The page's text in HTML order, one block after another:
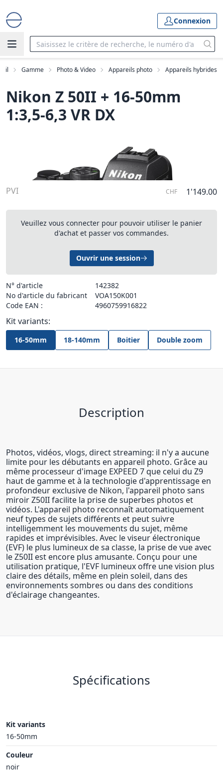
Connexion
Gamme Photo & Video Appareils photo Appareils hybrides
Nikon Z 50II + 16-50mm
1:3,5-6,3 VR DX
PVI CHF 1'149.00
Veuillez vous connecter pour pouvoir utiliser le panier
d'achat et passer vos commandes.
Ouvrir une session
N° d'article
142382
No d'article du fabricant
VOA150K001
Code EAN :
4960759916822
Kit variants:
16-50mm 18-140mm Boitier Double zoom
Description
Photos, vidéos, vlogs, direct streaming: il n'y a aucune
limite pour les débutants en appareil photo. Grâce au
même processeur d'image EXPEED 7 que celui du Z9
haut de gamme et à la technologie d'apprentissage en
profondeur exclusive de Nikon, l'appareil photo sans
miroir Z50II facilite la prise de superbes photos et
vidéos. L'appareil photo reconnaît automatiquement
neuf types de sujets différents et peut suivre
intelligemment les mouvements du sujet, même
rapides et imprévisibles. Avec le viseur électronique
(EVF) le plus lumineux de sa classe, la prise de vue avec
le Z50II est encore plus amusante. Conçu pour une
utilisation pratique, l'EVF lumineux offre une vision plus
claire des détails, même en plein soleil, dans des
environnements sombres ou dans des conditions
d'éclairage changeantes.
Spécifications
Kit variants
16-50mm
Couleur
noir